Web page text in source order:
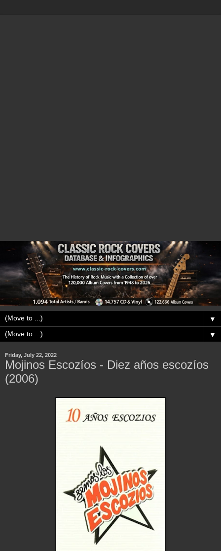
▼
▼
Friday, July 22, 2022
Mojinos Escozíos - Diez años escozíos
(2006)